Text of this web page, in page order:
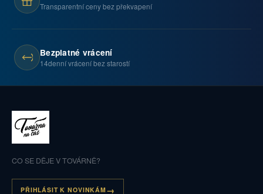
Transparentní ceny bez překvapení
Bezplatné vrácení
14denní vrácení bez starostí
CO SE DĚJE V TOVÁRNĚ?
PŘIHLÁSIT K NOVINKÁM